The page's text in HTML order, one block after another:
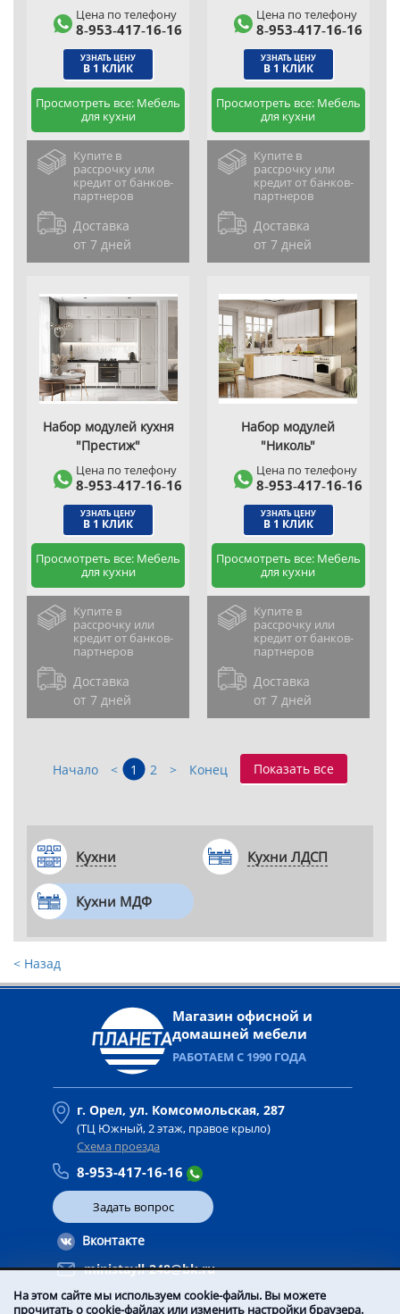
Цена по телефону
8‑953‑417‑16‑16
УЗНАТЬ ЦЕНУ
В 1 КЛИК
Просмотреть все: Мебель
для кухни
Купите в
рассрочку или
кредит от банков-
партнеров
Доставка
от 7 дней
Цена по телефону
8‑953‑417‑16‑16
УЗНАТЬ ЦЕНУ
В 1 КЛИК
Просмотреть все: Мебель
для кухни
Купите в
рассрочку или
кредит от банков-
партнеров
Доставка
от 7 дней
Набор модулей кухня
"Престиж"
Цена по телефону
8‑953‑417‑16‑16
УЗНАТЬ ЦЕНУ
В 1 КЛИК
Просмотреть все: Мебель
для кухни
Купите в
рассрочку или
кредит от банков-
партнеров
Доставка
от 7 дней
Набор модулей
"Николь"
Цена по телефону
8‑953‑417‑16‑16
УЗНАТЬ ЦЕНУ
В 1 КЛИК
Просмотреть все: Мебель
для кухни
Купите в
рассрочку или
кредит от банков-
партнеров
Доставка
от 7 дней
Начало < 1 2 > Конец Показать все
Кухни Кухни ЛДСП
Кухни МДФ
< Назад
Магазин офисной и
домашней мебели
РАБОТАЕМ С 1990 ГОДА
г. Орел, ул. Комсомольская, 287
(ТЦ Южный, 2 этаж, правое крыло)
Схема проезда
8-953-417-16-16
Задать вопрос
Вконтакте
ministayll-248@bk.ru
© 2016 -2026
На этом сайте мы используем cookie-файлы. Вы можете
прочитать о cookie-файлах или изменить настройки браузера.